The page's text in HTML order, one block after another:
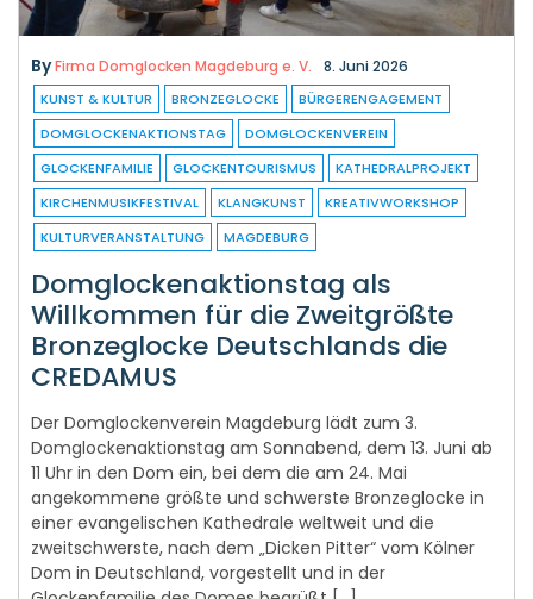
By Firma Domglocken Magdeburg e. V. 8. Juni 2026
DOMGLOCKENAKTIONSTAG
DOMGLOCKENVEREIN
GLOCKENFAMILIE
GLOCKENTOURISMUS
KATHEDRALPROJEKT
KIRCHENMUSIKFESTIVAL
KLANGKUNST
KREATIVWORKSHOP
KULTURVERANSTALTUNG
MAGDEBURG
Domglockenaktionstag als
Willkommen für die Zweitgrößte
Bronzeglocke Deutschlands die
CREDAMUS
Der Domglockenverein Magdeburg lädt zum 3.
11 Uhr in den Dom ein, bei dem die am 24. Mai
angekommene größte und schwerste Bronzeglocke in
einer evangelischen Kathedrale weltweit und die
zweitschwerste, nach dem „Dicken Pitter“ vom Kölner
Dom in Deutschland, vorgestellt und in der
Glockenfamilie des Domes begrüßt […]